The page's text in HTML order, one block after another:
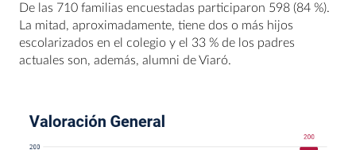
De las 710 familias encuestadas participaron 598 (84 %).
La mitad, aproximadamente, tiene dos o más hijos
escolarizados en el colegio y el 33 % de los padres
actuales son, además, alumni de Viaró.